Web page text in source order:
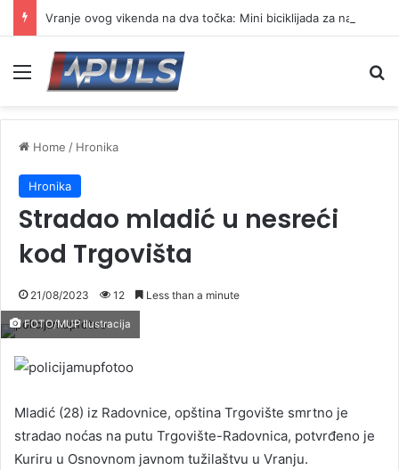
Menu
Home / Hronika
Hronika
Stradao mladić u nesreći
kod Trgovišta
21/08/2023 12 Less than a minute
FOTO/MUP Ilustracija
Mladić (28) iz Radovnice, opština Trgovište smrtno je
stradao noćas na putu Trgovište-Radovnica, potvrđeno je
Kuriru u Osnovnom javnom tužilaštvu u Vranju.